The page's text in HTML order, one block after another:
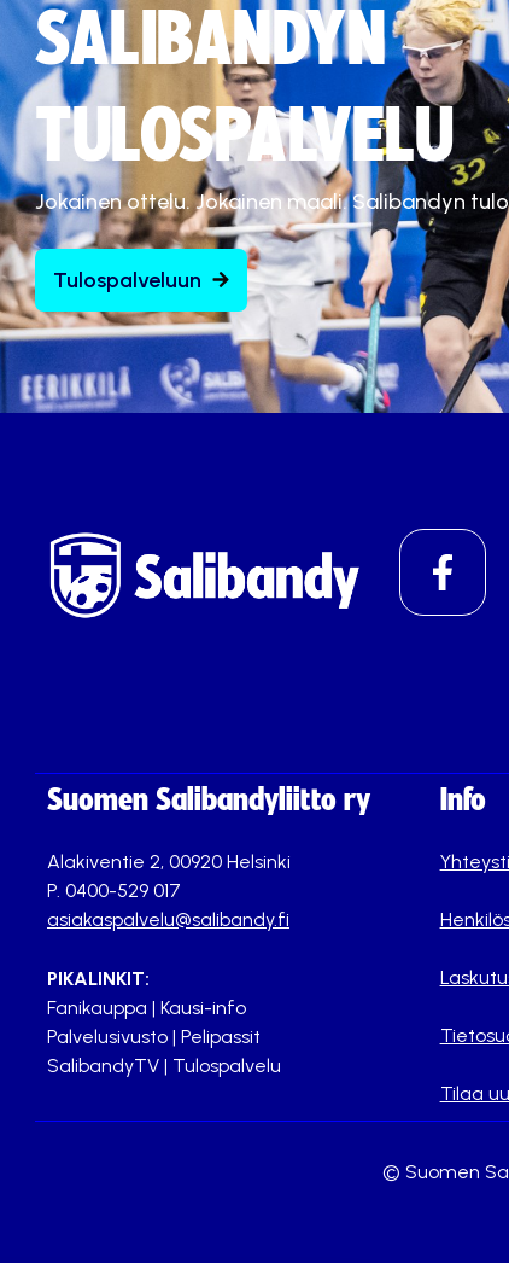
SALIBANDYN
TULOSPALVELU
Jokainen ottelu. Jokainen maali. Salibandyn
Tulospalveluun
Suomen Salibandyliitto ry
Alakiventie 2, 00920 Helsinki
P. 0400-529 017
asiakaspalvelu@salibandy.fi
PIKALINKIT:
Fanikauppa | Kausi-info
Palvelusivusto | Pelipassit
SalibandyTV | Tulospalvelu
Info
Tilaa
© Suomen